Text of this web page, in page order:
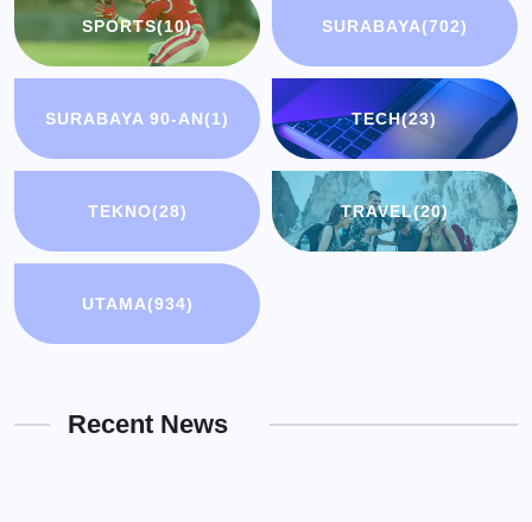
SPORTS(10) SURABAYA(702)
SURABAYA 90-AN(1) TECH(23)
TEKNO(28) TRAVEL(20)
UTAMA(934)
Recent News